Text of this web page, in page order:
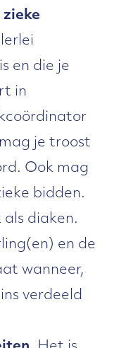
zieke
en die je
in
je troost
Ook mag
bidden.
als diaken.
en de
wanneer,
verdeeld